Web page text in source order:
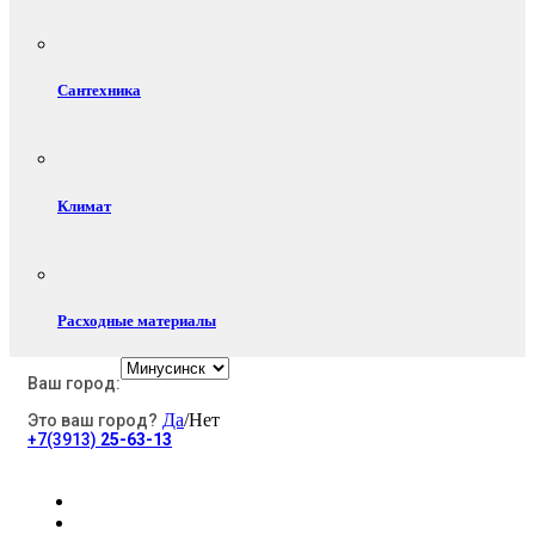
Сантехника
Климат
Расходные материалы
Электротовары
Ваш город:
Это ваш город? Да/Нет
+7(3913) 25-63-13